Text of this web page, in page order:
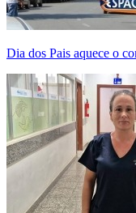
Dia dos Pais aquece o